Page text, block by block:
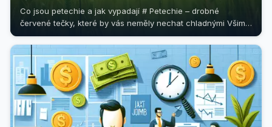
Co jsou petechie a jak vypadají # Petechie – drobné
červené tečky, které by vás neměly nechat chladnými Všimli
jste si někdy na kůži...